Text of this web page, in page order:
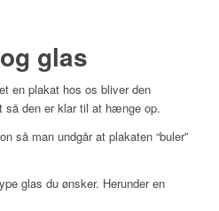
glas
en plakat hos os bliver den
så den er klar til at hænge op.
så man undgår at plakaten “buler”
glas du ønsker. Herunder en